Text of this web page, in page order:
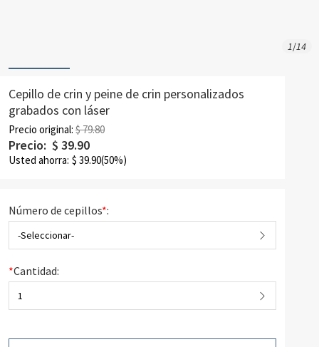
1/14
Cepillo de crin y peine de crin personalizados
grabados con láser
Precio original: $ 79.80
Precio: $ 39.90
Usted ahorra: $ 39.90(50%)
Número de cepillos*:
-Seleccionar-
*Cantidad:
1